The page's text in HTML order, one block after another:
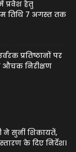
प्रवेश हेतु
तिथि 7 अगस्त तक
प्रतिष्ठानों पर
औचक निरीक्षण
ने सुनीं शिकायतें,
के दिए निर्देश।